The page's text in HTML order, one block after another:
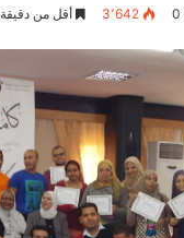
0 3٬642 أقل من دقيقة